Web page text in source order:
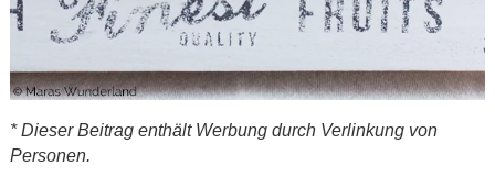
* Dieser Beitrag enthält Werbung durch Verlinkung von
Personen.